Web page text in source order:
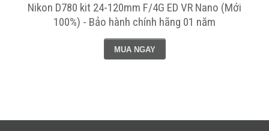
Nikon D780 kit 24-120mm F/4G ED VR Nano (Mới
100%) - Bảo hành chính hãng 01 năm
MUA NGAY